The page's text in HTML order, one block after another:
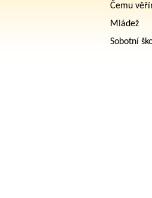
Čemu
Mládež
Sobotní